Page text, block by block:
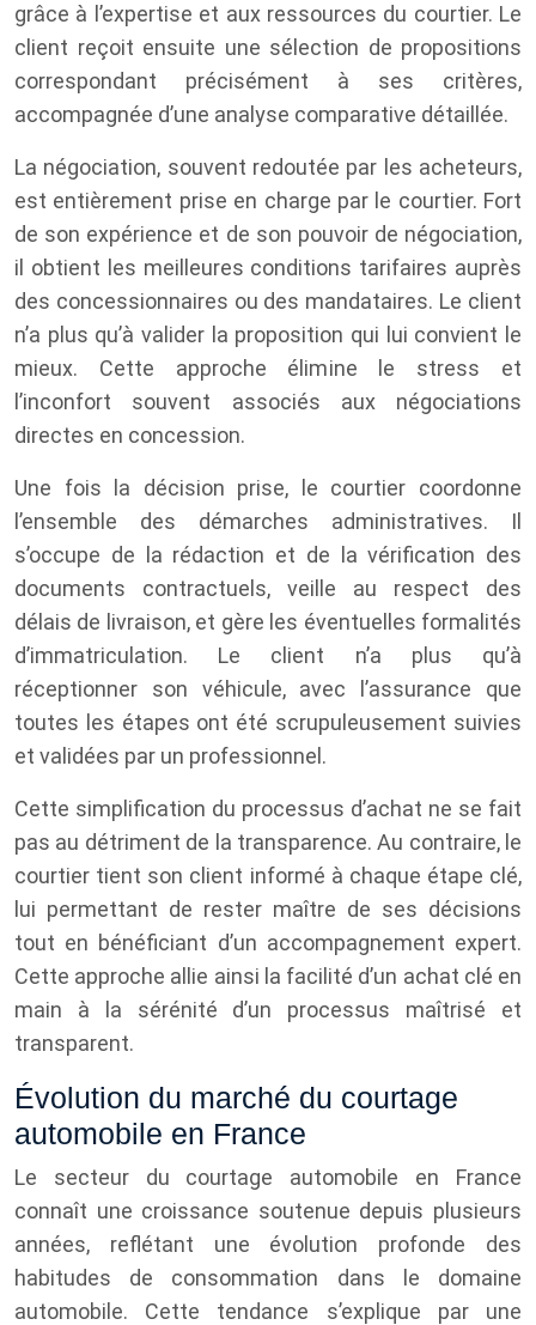
grâce à l’expertise et aux ressources du courtier. Le
client reçoit ensuite une sélection de propositions
correspondant précisément à ses critères,
accompagnée d’une analyse comparative détaillée.
La négociation, souvent redoutée par les acheteurs,
est entièrement prise en charge par le courtier. Fort
de son expérience et de son pouvoir de négociation,
il obtient les meilleures conditions tarifaires auprès
des concessionnaires ou des mandataires. Le client
n’a plus qu’à valider la proposition qui lui convient le
mieux. Cette approche élimine le stress et
l’inconfort souvent associés aux négociations
directes en concession.
Une fois la décision prise, le courtier coordonne
l’ensemble des démarches administratives. Il
s’occupe de la rédaction et de la vérification des
documents contractuels, veille au respect des
délais de livraison, et gère les éventuelles formalités
d’immatriculation. Le client n’a plus qu’à
réceptionner son véhicule, avec l’assurance que
toutes les étapes ont été scrupuleusement suivies
et validées par un professionnel.
Cette simplification du processus d’achat ne se fait
pas au détriment de la transparence. Au contraire, le
courtier tient son client informé à chaque étape clé,
lui permettant de rester maître de ses décisions
tout en bénéficiant d’un accompagnement expert.
Cette approche allie ainsi la facilité d’un achat clé en
main à la sérénité d’un processus maîtrisé et
transparent.
Évolution du marché du courtage
automobile en France
Le secteur du courtage automobile en France
connaît une croissance soutenue depuis plusieurs
années, reflétant une évolution profonde des
habitudes de consommation dans le domaine
automobile. Cette tendance s’explique par une